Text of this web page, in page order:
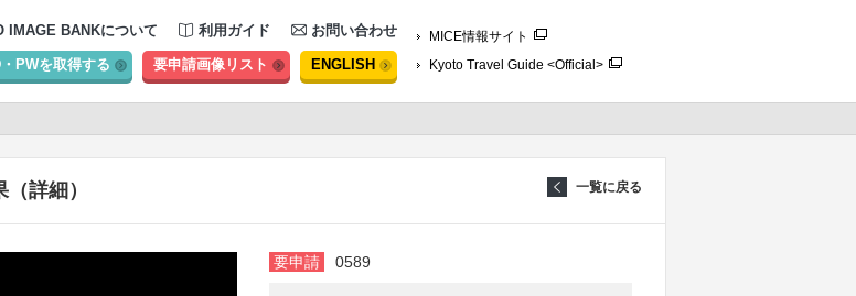
IMAGE BANKについて 利用ガイド お問い合わせ
・PWを取得する 要申請画像リスト ENGLISH
MICE情報サイト
Kyoto Travel Guide <Official>
詳細） 一覧に戻る
要申請 0589